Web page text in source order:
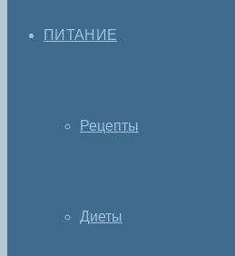
ПИТАНИЕ
Рецепты
Диеты